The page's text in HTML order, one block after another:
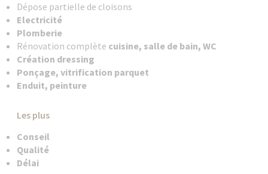
Dépose partielle de cloisons
Electricité
Plomberie
Rénovation complète cuisine, salle de bain, WC
Création dressing
Ponçage, vitrification parquet
Enduit, peinture
Les plus
Conseil
Qualité
Délai